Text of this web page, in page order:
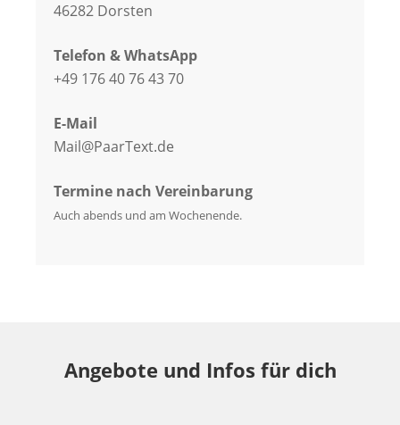
46282 Dorsten
Telefon & WhatsApp
+49 176 40 76 43 70
E-Mail
Mail@PaarText.de
Termine nach Vereinbarung
Auch abends und am Wochenende.
Angebote und Infos für dich